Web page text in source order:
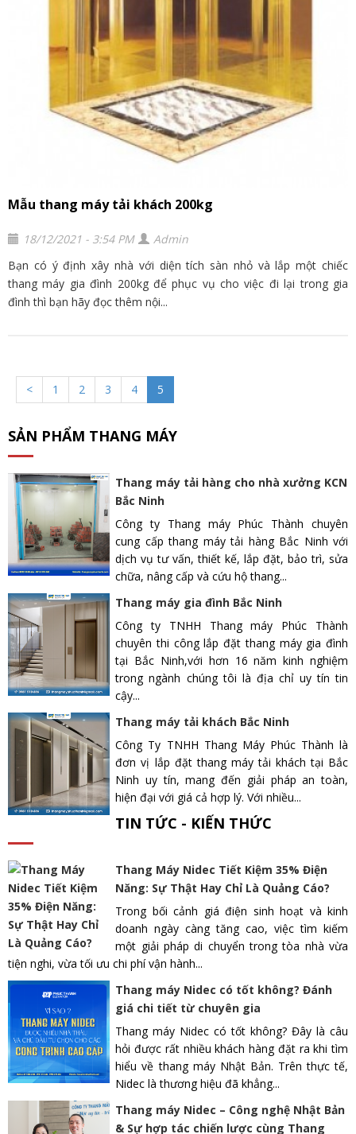
Mẫu thang máy tải khách 200kg
18/12/2021 - 3:54 PM
Admin
Bạn có ý định xây nhà với diện tích sàn nhỏ và lắp một chiếc
thang máy gia đình 200kg để phục vụ cho việc đi lại trong gia
đình thì bạn hãy đọc thêm nội...
< 1 2 3 4 5
SẢN PHẨM THANG MÁY
Thang máy tải hàng cho nhà xưởng KCN
Bắc Ninh
Công ty Thang máy Phúc Thành chuyên
cung cấp thang máy tải hàng Bắc Ninh với
dịch vụ tư vấn, thiết kế, lắp đặt, bảo trì, sửa
chữa, nâng cấp và cứu hộ thang...
Thang máy gia đình Bắc Ninh
Công ty TNHH Thang máy Phúc Thành
chuyên thi công lắp đặt thang máy gia đình
tại Bắc Ninh,với hơn 16 năm kinh nghiệm
trong ngành chúng tôi là địa chỉ uy tín tin
cậy...
Thang máy tải khách Bắc Ninh
Công Ty TNHH Thang Máy Phúc Thành là
đơn vị lắp đặt thang máy tải khách tại Bắc
Ninh uy tín, mang đến giải pháp an toàn,
hiện đại với giá cả hợp lý. Với nhiều...
TIN TỨC - KIẾN THỨC
Thang Máy Nidec Tiết Kiệm 35% Điện
Năng: Sự Thật Hay Chỉ Là Quảng Cáo?
Trong bối cảnh giá điện sinh hoạt và kinh
doanh ngày càng tăng cao, việc tìm kiếm
một giải pháp di chuyển trong tòa nhà vừa
tiện nghi, vừa tối ưu chi phí vận hành...
Thang máy Nidec có tốt không? Đánh
giá chi tiết từ chuyên gia
Thang máy Nidec có tốt không? Đây là câu
hỏi được rất nhiều khách hàng đặt ra khi tìm
hiểu về thang máy Nhật Bản. Trên thực tế,
Nidec là thương hiệu đã khẳng...
Thang máy Nidec – Công nghệ Nhật Bản
& Sự hợp tác chiến lược cùng Thang